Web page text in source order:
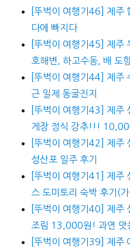
[뚜벅이 여행기46] 제주
다에 빠지다
[뚜벅이 여행기45] 제주
호해변, 하고수동, 배 도
[뚜벅이 여행기44] 제주
근 일제 동굴진지
[뚜벅이 여행기43] 제주
게장 정식 강추!!!
[뚜벅이 여행기42] 제주
성산포 일주 후기
[뚜벅이 여행기41] 제주
스 도미토리 숙박 후기(
[뚜벅이 여행기40] 제주
조림 13,000원! 과연 맛
[뚜벅이 여행기39] 제주